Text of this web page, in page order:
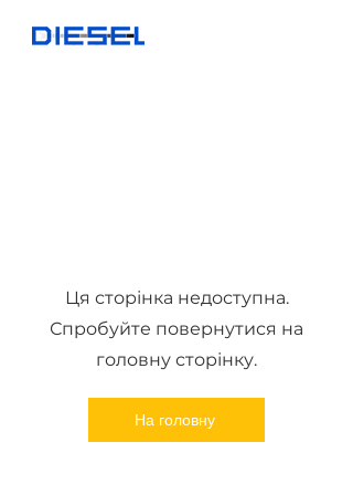
Ця сторінка недоступна.
Спробуйте повернутися на
головну сторінку.
На головну